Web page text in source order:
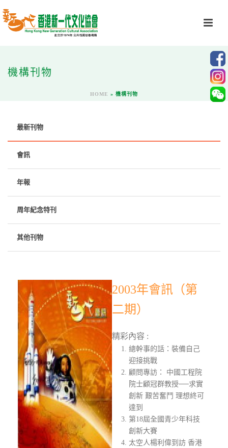
機構刊物
HOME » 機構刊物
最新刊物
會訊
年報
周年紀念特刊
其他刊物
2003年會訊（第
二期）
精彩內容 :
總幹事的話：裝備自己
迎接挑戰
顧問專訪： 中國工程院
院士顧冠群教授──求實
創新 艱苦奮鬥 理想終可
達到
第18屆全國青少年科技
創新大賽
太空人楊利偉到訪 香港